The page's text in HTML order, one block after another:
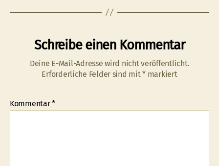
Schreibe einen Kommentar
Deine E-Mail-Adresse wird nicht veröffentlicht.
Erforderliche Felder sind mit* markiert
Kommentar*